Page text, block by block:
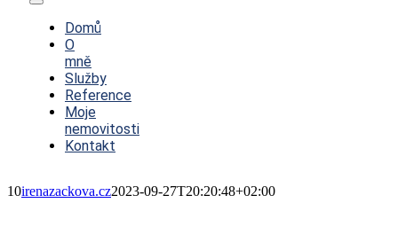
Toggle
NavigationDomů
O
mně
Služby
Reference
Moje
nemovitosti
Kontakt
10irenazackova.cz2023-09-27T20:20:48+02:00